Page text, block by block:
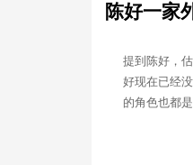
陈好一家
提到陈好，
好现在已经
的角色也都